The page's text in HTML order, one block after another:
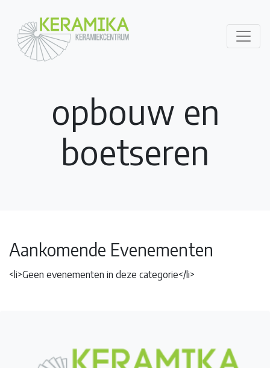
opbouw en
boetseren
Aankomende Evenementen
<li>Geen evenementen in deze categorie</li>